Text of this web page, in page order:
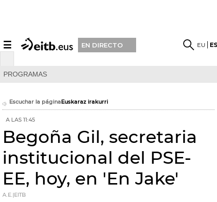
☰ EN DIRECTO EU
PROGRAMAS
Escuchar la páginaEuskaraz irakurri
A LAS 11:45
Begoña Gil, secretaria
institucional del PSE-
EE, hoy, en 'En Jake'
A.E.|EITB